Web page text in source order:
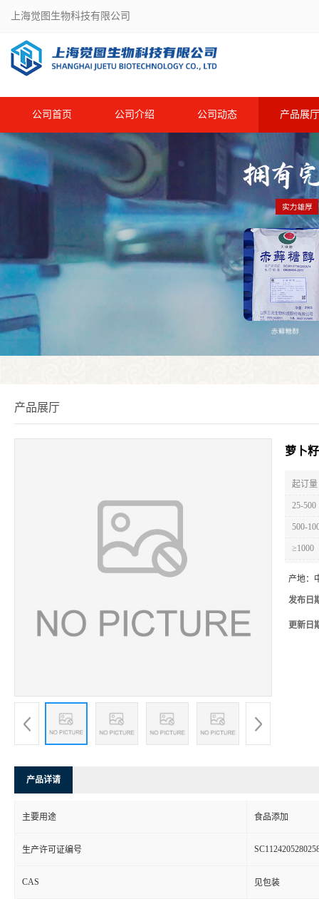
上海觉图生物科技有限公司
公司首页 公司介绍 公司动态 产品展厅
产品展厅
萝卜
起订
25-500
500-
≥1000
产地：
发布日
更新日
产品详请
主要用途 食品添加
生产许可证编号
CAS 见包装